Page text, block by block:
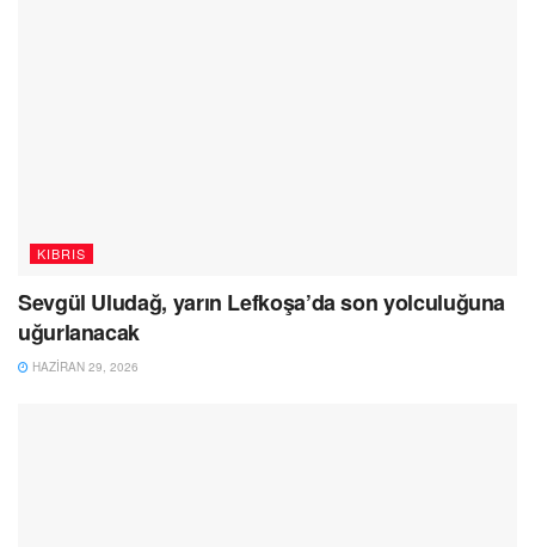
KIBRIS
Sevgül Uludağ, yarın Lefkoşa’da son yolculuğuna
uğurlanacak
HAZIRAN 29, 2026